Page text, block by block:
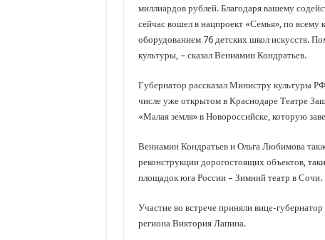
миллиардов рублей. Благодаря вашему
сейчас вошел в нацпроект «Семья», по
оборудованием 76 детских школ искусств.
культуры, – сказал Вениамин Кондратьев.
Губернатор рассказал Министру культуры
числе уже открытом в Краснодаре Театре
«Малая земля» в Новороссийске, которую
Вениамин Кондратьев и Ольга Любимова
реконструкции дорогостоящих объектов,
площадок юга России – Зимний театр в Сочи.
Участие во встрече приняли вице-
региона Виктория Лапина.